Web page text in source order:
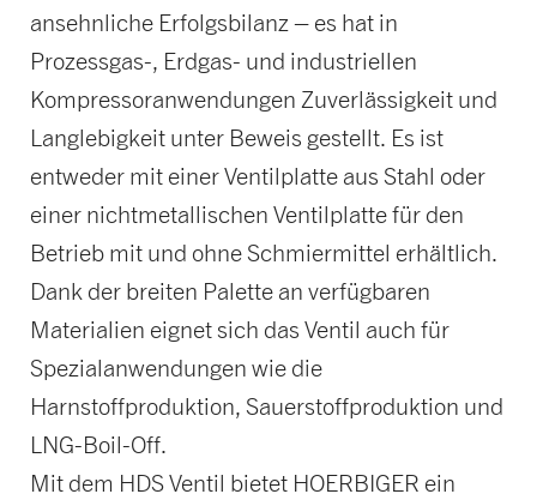
ansehnliche Erfolgsbilanz – es hat in
Prozessgas-, Erdgas- und industriellen
Kompressoranwendungen Zuverlässigkeit und
Langlebigkeit unter Beweis gestellt. Es ist
entweder mit einer Ventilplatte aus Stahl oder
einer nichtmetallischen Ventilplatte für den
Betrieb mit und ohne Schmiermittel erhältlich.
Dank der breiten Palette an verfügbaren
Materialien eignet sich das Ventil auch für
Spezialanwendungen wie die
Harnstoffproduktion, Sauerstoffproduktion und
LNG-Boil-Off.
Mit dem HDS Ventil bietet HOERBIGER ein